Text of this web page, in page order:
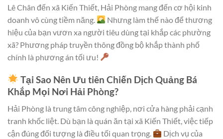
Lê Chân đến xã Kiến Thiết, Hải Phòng mang đến cơ hội kinh
doanh vô cùng tiềm năng.
Nhưng làm thế nào để thương
hiệu của bạn vươn xa người tiêu dùng tại khắp các phường
xã? Phương pháp truyền thông đồng bộ khắp thành phố
chính là phương án tối ưu!
Tại Sao Nên Ưu tiên Chiến Dịch Quảng Bá
Khắp Mọi Nơi Hải Phòng?
Hải Phòng là trung tâm công nghiệp, nơi cửa hàng phải cạnh
tranh khốc liệt. Dù bạn là quán ăn tại xã Kiến Thiết, việc tiếp
cận đúng đối tượng là điều tối quan trọng.
Dịch vụ của